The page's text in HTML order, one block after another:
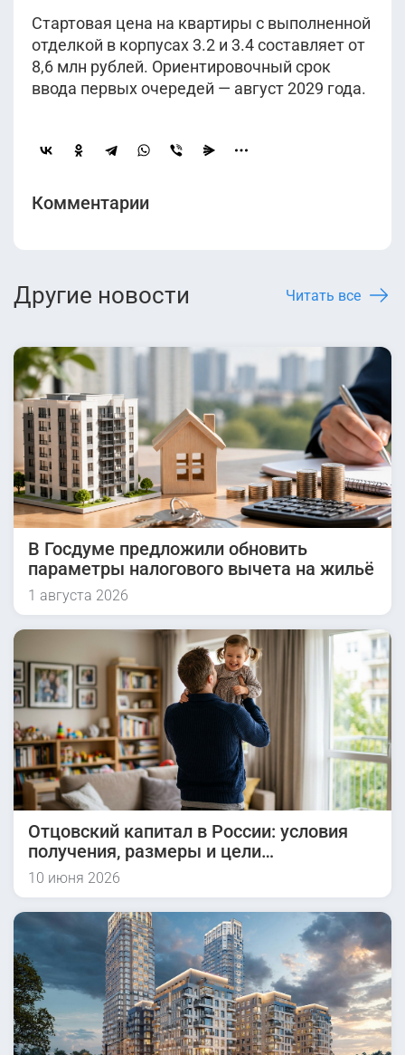
Стартовая цена на квартиры с выполненной
отделкой в корпусах 3.2 и 3.4 составляет от
8,6 млн рублей. Ориентировочный срок
ввода первых очередей — август 2029 года.
Комментарии
Другие новости Читать все
В Госдуме предложили обновить
параметры налогового вычета на жильё
1 августа 2026
Отцовский капитал в России: условия
получения, размеры и цели
использования
10 июня 2026